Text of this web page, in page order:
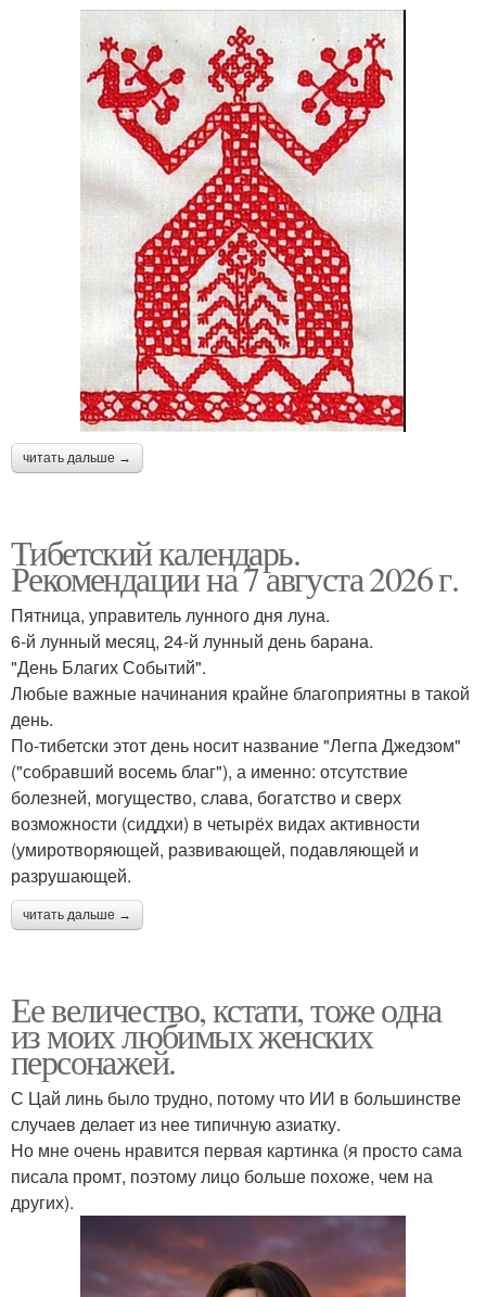
читать дальше →
Тибетский календарь.
Рекомендации на 7 августа 2026 г.
Пятница, управитель лунного дня луна.
6-й лунный месяц, 24-й лунный день барана.
"День Благих Событий".
Любые важные начинания крайне благоприятны в такой
день.
По-тибетски этот день носит название "Легпа Джедзом"
("собравший восемь благ"), а именно: отсутствие
болезней, могущество, слава, богатство и сверх
возможности (сиддхи) в четырёх видах активности
(умиротворяющей, развивающей, подавляющей и
разрушающей.
читать дальше →
Ее величество, кстати, тоже одна
из моих любимых женских
персонажей.
С Цай линь было трудно, потому что ИИ в большинстве
случаев делает из нее типичную азиатку.
Но мне очень нравится первая картинка (я просто сама
писала промт, поэтому лицо больше похоже, чем на
других).